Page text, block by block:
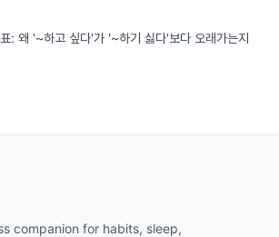
: 왜 '~하고 싶다'가 '~하기 싫다'보다 오래가는지
companion for habits, sleep,